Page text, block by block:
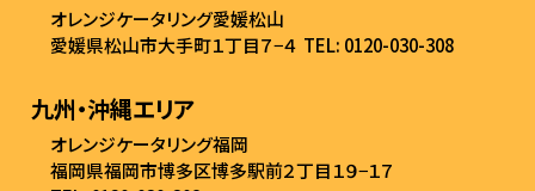
オレンジケータリング愛媛松山
愛媛県松山市大手町１丁目７−４ TEL: 0120-030-308
九州・沖縄エリア
オレンジケータリング福岡
福岡県福岡市博多区博多駅前２丁目１９−１７